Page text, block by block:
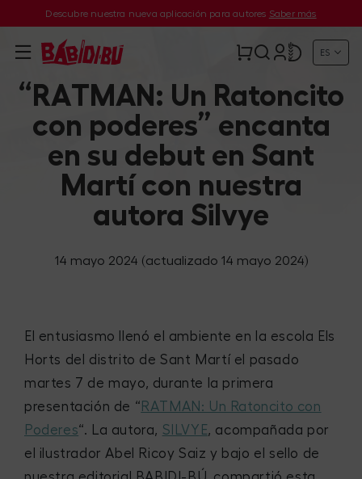
Descubre nuestra nueva aplicación para autores Saber más
ES
“RATMAN: Un Ratoncito
con poderes” encanta
en su debut en Sant
Martí con nuestra
autora Silvye
14 mayo 2024 (actualizado 14 mayo 2024)
El entusiasmo llenó el ambiente en la escola Els
Horts del distrito de Sant Martí el pasado
martes 7 de mayo, durante la primera
presentación de “ RATMAN: Un Ratoncito con
Poderes“. La autora, SILVYE, acompañada por
el ilustrador Abel Ricoy Saiz y bajo el sello de